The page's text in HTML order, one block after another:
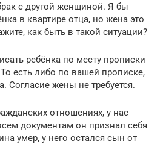
с другой женщиной. Я бы
в квартире отца, но жена это
как быть в такой ситуации?
ребёнка по месту прописки
есть либо по вашей прописке,
Согласие жены не требуется.
отношениях, у нас
документам он признал себя
умер, у него остался сын от